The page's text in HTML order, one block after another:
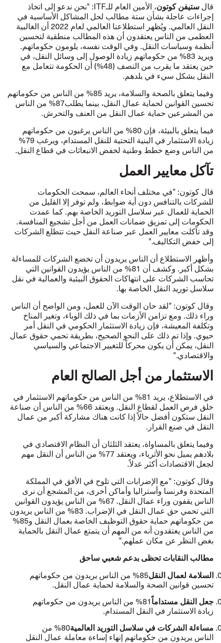
قال ستيفن كوتون
، الأمين العام للـITF: "نحن ندعو إلى اتخاذ
إجراءات عاجلة بشأن ستة مطالب لحل المشاكل الأساسية في
النقل العالمي. ويُظهر استطلاعنا العالمي لعام 2022 أن الغالبية
العظمى من الناس يعتقدون أن هذه المطالب منطقية لتحسين
أنظمة وسياسات النقل. وفي الوقت نفسه، يلومون حكوماتهم.
ويريد 83% من حكوماتهم زيادة الوصول إلى وسائل النقل، في
حين يعتقد ما يقرب من النصف (48%) أن الحكومة تتعامل مع
النقل بشكل سيء في بلدهم.
وفيما يتعلق بالصحة والسلامة، يريد 85% من الناس من حكوماتهم
تحسين القوانين لحماية عمال النقل، بينما يطلب87% من الناس
من المشرعين حماية عمال النقل من العنف والتحرش.
فيما يتعلق بالبيئة، فإن 80% من الناس يرغبون من حكوماتهم
زيادة الاستثمار في البنية التحتية للنقل المستدام، ويرغب 79%
من الناس وضع خطط وطنية لخفض الانبعاثات في قطاع النقل.
تآكل معايير العمل
قال كوتون: "في مختلف أنحاء العالم، سمحت الحكومات
للشركات بالتنافس دون أية ضوابط، ولم توفر إلا القليل من
الحماية للعمال عبر سلاسل التوريد الخاصة بهم. كما عمدت
الحكومات إلى تمزيق ضمانات العمل من أجل تشجيع المنافسة.
وقد تآكلت معايير العمل عبر صناعة النقل حيث تتطلع الشركات
إلى خفض التكاليف."
وأظهر الاستطلاع أن الناس يريدون أن تخضع الشركات للمساءلة
بشكل أكبر. وكشف أن 81% من الناس يؤيدون القوانين التي
تحاسب الشركات على انتهاكات الحقوق البيئية والعمالية في نقل
سلاسل توريد النقل الخاصة بها.
وقال كوتون: "لقد حان الوقت الآن للعمل، ومن الواضح أن الناس
وراء ذلك. ومع تزامن الأزمات بما في ذلك الوباء، وتغير المناخ
وتكلفة المعيشة، فإن زيادة الاستثمار الحكومي في النقل أمر
حيوي. وإذا تم ذلك على النحو الصحيح، بطريقة تحمي حقوق عمال
النقل، يمكن أن يكون محركاً للتغيير الاجتماعي والسياسي
والاقتصادي."
الاستثمار من أجل الصالح العام
في الاستطلاع، يريد 81% من الناس من حكوماتهم الاستثمار في
خلق فرص العمل لقطاع النقل. ويعتقد 66% من الناس أن صناعة
النقل ستكون أفضل حالاً إذا كانت هناك مشاركة أكبر من عمال
النقل في صنع القرار.
وفيما يتعلق بالمساواة، يعتقد الثلثان أن النظام الاقتصادي في
بلادهم يميل نحو الأثرياء، ويعتقد 77% من الناس أن النقل مهم
لجعل الاقتصادات أكثر عدلاً.
وقال كوتون: "مع الإضرابات التي تلوح في الأفق في المملكة
المتحدة وفرنسا وأستراليا وأماكن أخرى، من المشجع أن نرى
الناس يقفون وراء عمال النقل. 67% من الناس يؤيدون القوانين
التي تحمي حق عمال النقل في الإضراب. 83% من الناس يريدون
من حكوماتهم حماية حقوق التوظيف الخاصة بعمال النقل و85%
من الناس يعتقدون أنه من المهم أن يتمتع عمال النقل بالحماية
بغض النظر عن مكان عملهم."
مطالب النقابات تحظى بدعم شعبي ساحق
السلامة لعمال النقل
85% من الناس يريدون من حكوماتهم
تحسين قوانين الصحة والسلامة لحماية عمال النقل.
جعل النقل مستداماً
81% من الناس يريدون من حكوماتهم
زيادة الاستثمار في النقل المستدام.
مساءلة الشركات في سلاسل التوريد العالمية
80% من
الناس يريدون من حكوماتهم إنهاء إساءة معاملة عمال النقل